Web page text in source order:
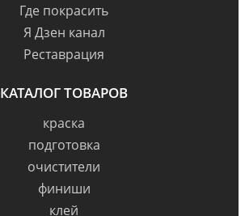
Где покрасить
Я Дзен канал
Реставрация
КАТАЛОГ ТОВАРОВ
краска
подготовка
очистители
финиши
клей